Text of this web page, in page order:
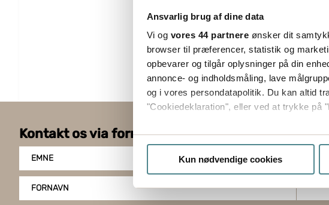
Ansvarlig brug af dine data
Vi og vores 44 partnere ønsker dit
browser til præferencer, statistik og
opbevarer og tilgår oplysninger på din
annonce- og indholdsmåling, lave
og i vores persondatapolitik. Du kan altid
"Cookiedeklaration", eller ved at trykke på
Hvis du tillader det, vil vi også gerne:
Identificere din enhed baseret på
Kun nødvendige cookies
Kontakt os via formularen
EMNE
FORNAVN